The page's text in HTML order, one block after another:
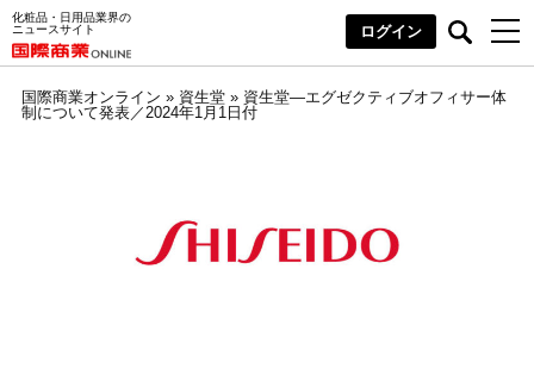
化粧品・日用品業界の
ニュースサイト
ログイン
国際商業オンライン » 資生堂» 資生堂―エグゼクティブオフィサー体
制について発表／2024年1月1日付